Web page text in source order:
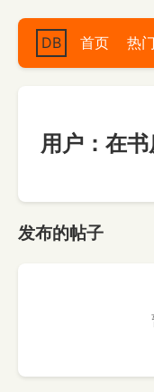
DB 首页 热门
用户：在
发布的帖子